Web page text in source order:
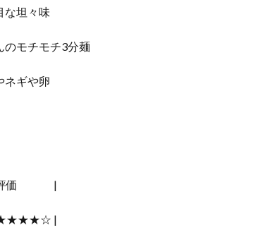
な坦々味
モチモチ3分麺
ギや卵
価 |
|